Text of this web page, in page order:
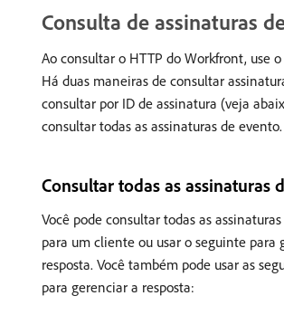
Consulta de assinaturas
Ao consultar o HTTP do Workfront, use o
Há duas maneiras de consultar
consultar por ID de assinatura (veja
consultar todas as assinaturas de evento.
Consultar todas as assinaturas
Você pode consultar todas as
para um cliente ou usar o seguinte para
resposta. Você também pode usar as
para gerenciar a resposta: